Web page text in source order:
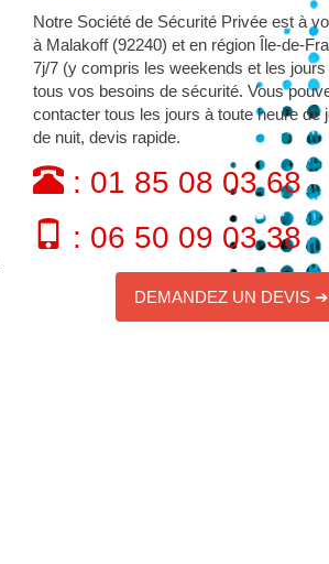
Notre Société de Sécurité Privée est à
à Malakoff (92240) et en région Île-de-
7j/7 (y compris les weekends et les
tous vos besoins de sécurité. Vous
contacter tous les jours à toute heure de
de nuit, devis rapide.
: 01 85 08 03 68
: 06 50 09 03 38
DEMANDEZ UN DEVIS ➔